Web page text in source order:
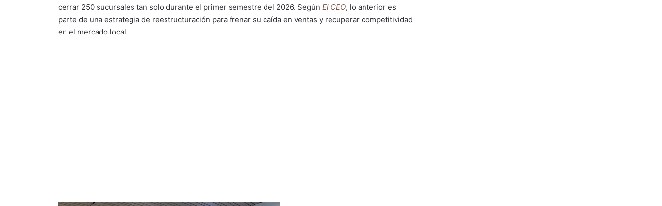
cerrar 250 sucursales tan solo durante el primer semestre del 2026. Según El CEO, lo anterior es
parte de una estrategia de reestructuración para frenar su caída en ventas y recuperar competitividad
en el mercado local.